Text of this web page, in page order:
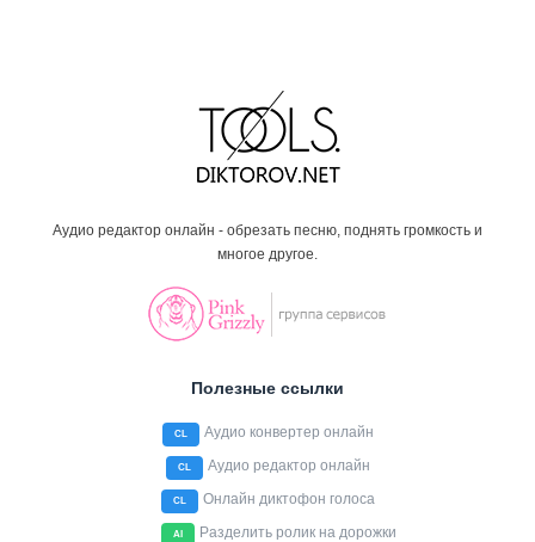
Аудио редактор онлайн - обрезать песню, поднять громкость и
многое другое.
Полезные ссылки
CL Аудио конвертер онлайн
CL Аудио редактор онлайн
CL Онлайн диктофон голоса
AI Разделить ролик на дорожки